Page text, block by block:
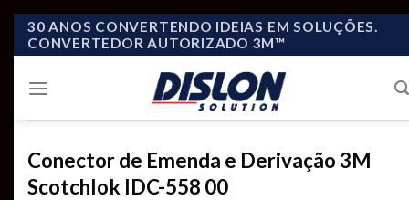
Skip
30 ANOS CONVERTENDO IDEIAS EM SOLUÇÕES.
CONVERTEDOR AUTORIZADO 3M™
Conector de Emenda e Derivação 3M
Scotchlok IDC-558 00